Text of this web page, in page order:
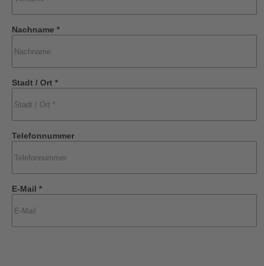
Nachname *
Stadt / Ort *
Telefonnummer
E-Mail *